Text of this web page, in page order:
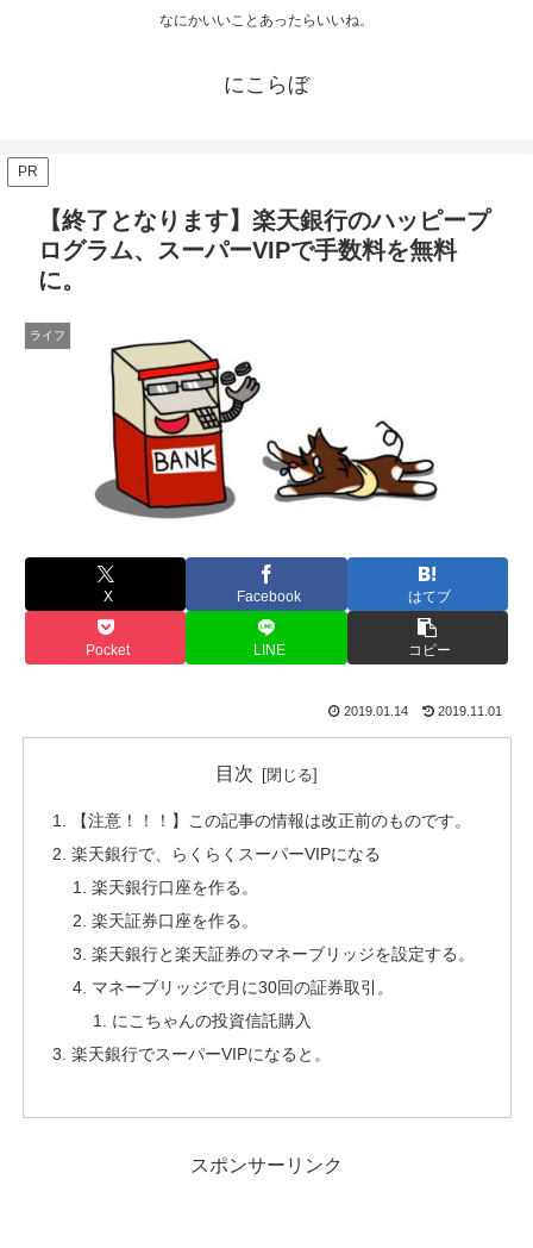
なにかいいことあったらいいね。
にこらぼ
PR
【終了となります】楽天銀行のハッピープ
ログラム、スーパーVIPで手数料を無料
に。
ライフ
X Facebook はてブ
Pocket LINE コピー
2019.01.14 2019.11.01
目次
【注意！！！】この記事の情報は改正前のものです。
楽天銀行で、らくらくスーパーVIPになる
楽天銀行口座を作る。
楽天証券口座を作る。
楽天銀行と楽天証券のマネーブリッジを設定する。
マネーブリッジで月に30回の証券取引。
にこちゃんの投資信託購入
楽天銀行でスーパーVIPになると。
スポンサーリンク